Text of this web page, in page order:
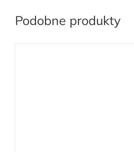
Podobne produkty